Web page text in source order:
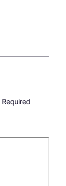
Required